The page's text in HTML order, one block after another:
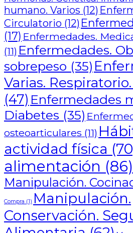
humano. Varios (12)
Circulatorio (12)
(17) Enfermedades.
(11) Enfermedades.
sobrepeso (35)
Varias.
(47) Enfermedades
Diabetes (35)
osteoarticulares (11)
actividad física
alimentación (86)
Manipulación.
Compra (1) Manipulación.
Conservación.